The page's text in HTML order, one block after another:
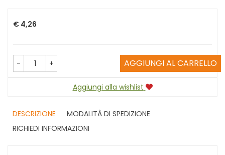
Prezzo
€ 4,26
- + AGGIUNGI AL CARRELLO
Aggiungi alla wishlist
DESCRIZIONE
MODALITÀ DI SPEDIZIONE
RICHIEDI INFORMAZIONI